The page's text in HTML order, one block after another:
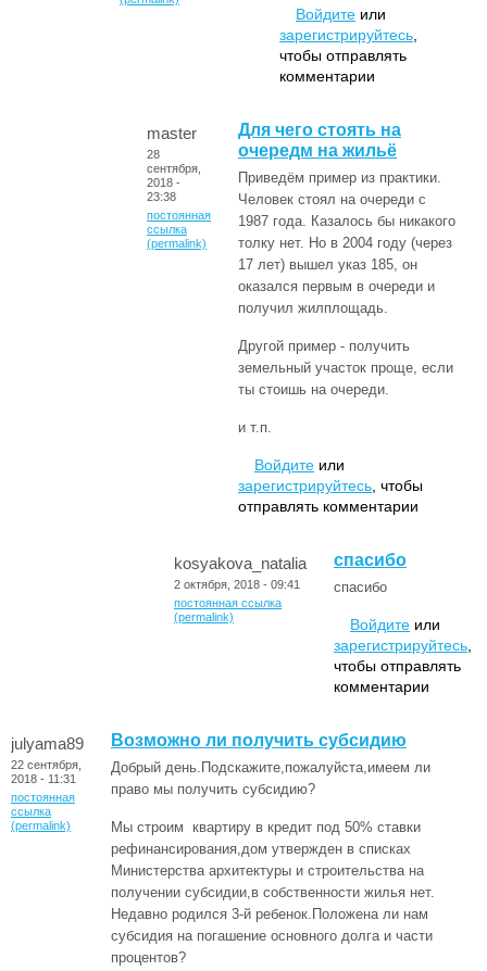
Войдите или
зарегистрируйтесь
чтобы отправлять
комментарии
master
28
сентября,
2018 -
23:38
постоянная
ссылка
(permalink)
Для чего стоять на
очередм на жильё
Приведём пример из практики.
Человек стоял на очереди с
1987 года. Казалось бы никакого
толку нет. Но в 2004 году (через
17 лет) вышел указ 185, он
оказался первым в очереди и
получил жилплощадь.
Другой пример - получить
земельный участок проще, если
ты стоишь на очереди.
и т.п.
Войдите или
зарегистрируйтесь , чтобы
отправлять комментарии
kosyakova_natalia
2 октября, 2018 - 09:41
постоянная ссылка
(permalink)
спасибо
спасибо
Войдите или
зарегистрируйтесь
чтобы отправлять
комментарии
julyama89
22 сентября,
2018 - 11:31
постоянная
ссылка
(permalink)
Возможно ли получить субсидию
Добрый день.Подскажите,пожалуйста,имеем ли
право мы получить субсидию?
Мы строим квартиру в кредит под 50% ставки
рефинансирования,дом утвержден в списках
Министерства архитектуры и строительства на
получении субсидии,в собственности жилья нет.
Недавно родился 3-й ребенок.Положена ли нам
субсидия на погашение основного долга и части
процентов?